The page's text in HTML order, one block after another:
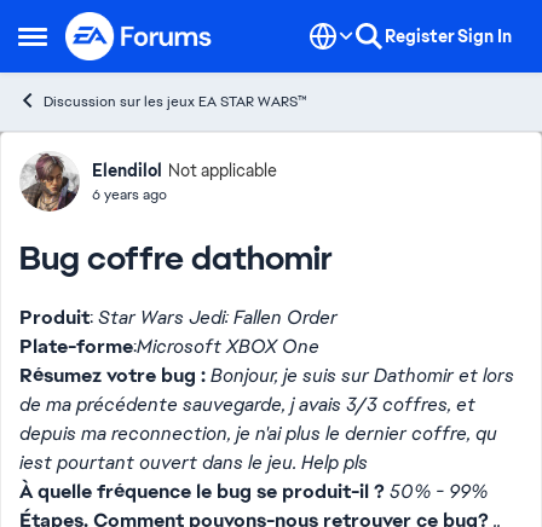
Open Side Menu
Skip to content RegisterSign In
Discussion sur les jeux EA STAR WARS™
Forum Discussion
Elendilol Not applicable
6 years ago
Bug coffre dathomir
Produit:Star Wars Jedi: Fallen Order
Plate-forme:Microsoft XBOX One
Résumez votre bug :Bonjour, je suis sur Dathomir et lors
de ma précédente sauvegarde, j avais 3/3 coffres, et
depuis ma reconnection, je n'ai plus le dernier coffre, qu
iest pourtant ouvert dans le jeu. Help pls
À quelle fréquence le bug se produit-il ?50% - 99%
Étapes. Comment pouvons-nous retrouver ce bug?..